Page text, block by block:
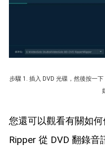
步驟 1. 插入 DVD 光碟，然後按一
您還可以觀看有關如
Ripper 從 DVD 翻錄音